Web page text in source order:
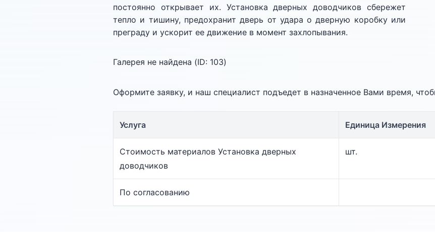
постоянно открывает их. Установка дверных доводчиков сбережет
тепло и тишину, предохранит дверь от удара о дверную коробку или
преграду и ускорит ее движение в момент захлопывания.
Галерея не найдена (ID: 103)
Оформите заявку, и наш специалист подъедет в назначенное Вами время,
Услуга Единица Измерения
Стоимость материалов Установка дверных
доводчиков
шт.
По согласованию